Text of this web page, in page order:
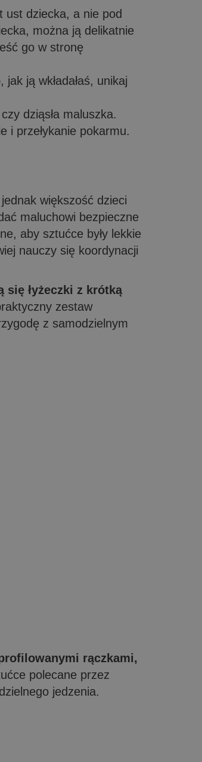
ust dziecka, a nie pod
można ją delikatnie
go w stronę
ją wkładałaś, unikaj
dziąsła maluszka.
i przełykanie pokarmu.
jednak większość dzieci
maluchowi bezpieczne
aby sztućce były lekkie
nauczy się koordynacji
się łyżeczki z krótką
zestaw
z samodzielnym
rączkami,
polecane przez
jedzenia.